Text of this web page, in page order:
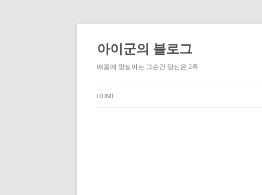
Skip
content
아이군의 블로그
배움에 망설이는 그순간 당신은 2류
HOME